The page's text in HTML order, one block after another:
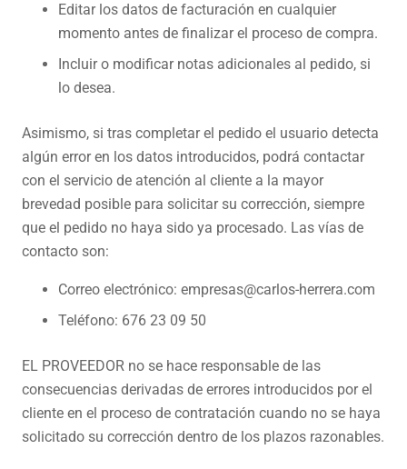
Editar los datos de facturación en cualquier
momento antes de finalizar el proceso de compra.
Incluir o modificar notas adicionales al pedido, si
lo desea.
Asimismo, si tras completar el pedido el usuario detecta
algún error en los datos introducidos, podrá contactar
con el servicio de atención al cliente a la mayor
brevedad posible para solicitar su corrección, siempre
que el pedido no haya sido ya procesado. Las vías de
contacto son:
Correo electrónico: empresas@carlos-herrera.com
Teléfono: 676 23 09 50
EL PROVEEDOR no se hace responsable de las
consecuencias derivadas de errores introducidos por el
cliente en el proceso de contratación cuando no se haya
solicitado su corrección dentro de los plazos razonables.